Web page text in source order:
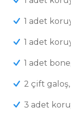
1 adet
1 adet
1 adet
2 çift galoş,
3 adet